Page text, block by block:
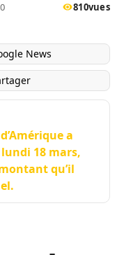
810vues
News
a
18 mars,
qu’il